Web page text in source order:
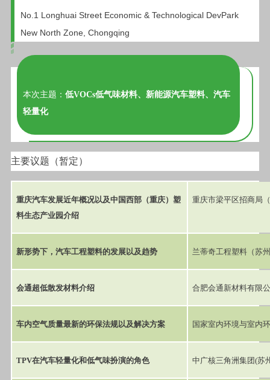
No.1 Longhuai Street Economic & Technological DevPark
New North Zone, Chongqing
本次主题： 低VOCs低气味材料、新能源汽车塑料、汽车
轻量化
主要议题（暂定）
重庆汽车发展近年概况以及中国西部（重庆）塑
料生态产业园介绍
重庆市梁平区招商局
新形势下，汽车工程塑料的发展以及趋势 兰蒂奇工程塑料（苏
会通超低散发材料介绍 合肥会通新材料有限
车内空气质量最新的环保法规以及解决方案 国家室内环境与室内
TPV在汽车轻量化和低气味扮演的角色 中广核三角洲集团(苏